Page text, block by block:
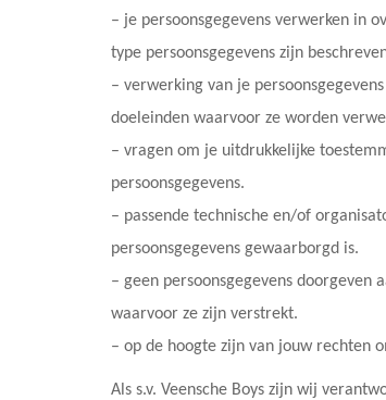
– je persoonsgegevens verwerken in
type persoonsgegevens zijn
– verwerking van je
doeleinden waarvoor ze worden
– vragen om je uitdrukkelijke
persoonsgegevens.
– passende technische en/of
persoonsgegevens gewaarborgd is.
– geen persoonsgegevens
waarvoor ze zijn verstrekt.
– op de hoogte zijn van jouw rechten
Als s.v. Veensche Boys zijn wij